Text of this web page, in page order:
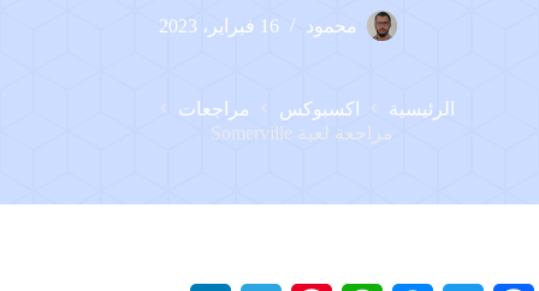
محمود 16 فبراير، 2023
الرئيسية اكسبوكس
مراجعات
مراجعة لعبة Somerville